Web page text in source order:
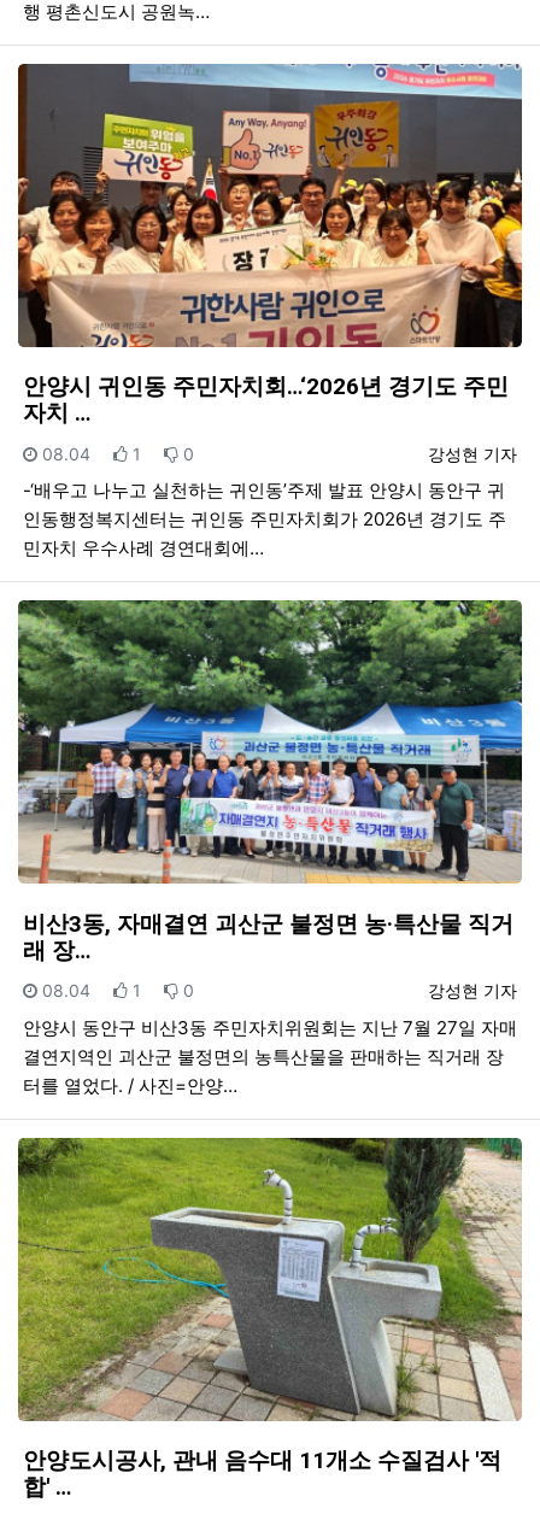
행 평촌신도시 공원녹…
안양시 귀인동 주민자치회…‘2026년 경기도 주민
자치 …
등록자
강성현 기자
등록일
08.04 추천
1 비추천
0
-‘배우고 나누고 실천하는 귀인동’주제 발표 안양시 동안구 귀
인동행정복지센터는 귀인동 주민자치회가 2026년 경기도 주
민자치 우수사례 경연대회에…
비산3동, 자매결연 괴산군 불정면 농·특산물 직거
래 장…
등록자
강성현 기자
등록일
08.04 추천
1 비추천
0
안양시 동안구 비산3동 주민자치위원회는 지난 7월 27일 자매
결연지역인 괴산군 불정면의 농특산물을 판매하는 직거래 장
터를 열었다. / 사진=안양…
안양도시공사, 관내 음수대 11개소 수질검사 '적
합' …